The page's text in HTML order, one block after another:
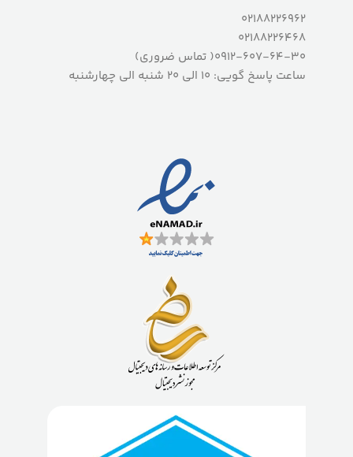
02188226962
02188226468
0912-607-64-30( تماس ضروری)
ساعت پاسخ گویی: 10 الی 20 شنبه الی چهارشنبه